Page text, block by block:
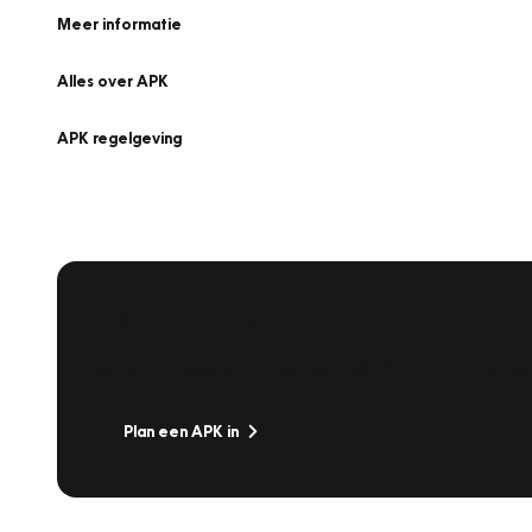
Meer informatie
Alles over APK
APK regelgeving
Plan een APK in